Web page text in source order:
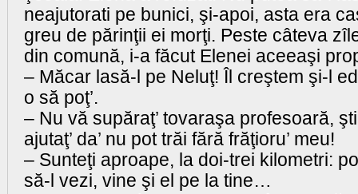
neajutorati pe bunici, şi-apoi, asta era
greu de părinţii ei morţi. Peste câteva
din comună, i-a făcut Elenei aceeaşi
– Măcar lasă-l pe Neluţ! Îl creştem şi-l
o să poţ’.
– Nu vă supăraţ’ tovaraşa profesoară,
ajutaţ’ da’ nu pot trăi fără frăţioru’ meu!
– Sunteţi aproape, la doi-trei kilometri:
să-l vezi, vine şi el pe la tine…